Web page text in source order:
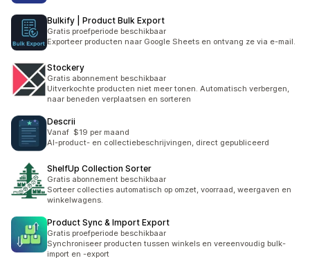
Bulkify | Product Bulk Export
Gratis proefperiode beschikbaar
Exporteer producten naar Google Sheets en ontvang ze via e-mail.
Stockery
Gratis abonnement beschikbaar
Uitverkochte producten niet meer tonen. Automatisch verbergen,
naar beneden verplaatsen en sorteren
Descrii
Vanaf $19 per maand
AI-product- en collectiebeschrijvingen, direct gepubliceerd
ShelfUp Collection Sorter
Gratis abonnement beschikbaar
Sorteer collecties automatisch op omzet, voorraad, weergaven en
winkelwagens.
Product Sync & Import Export
Gratis proefperiode beschikbaar
Synchroniseer producten tussen winkels en vereenvoudig bulk-
import en -export